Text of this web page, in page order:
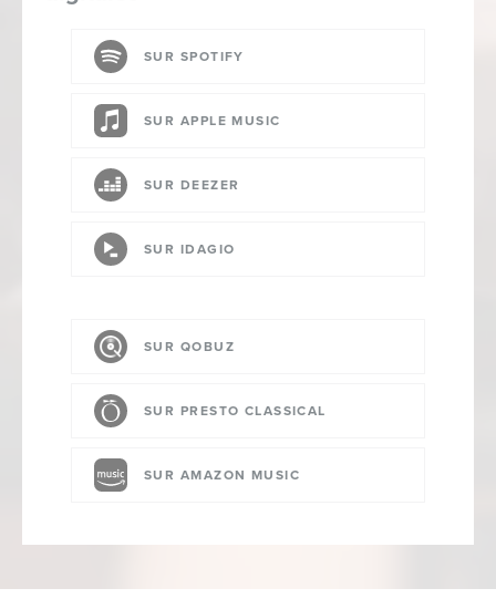
SUR SPOTIFY
SUR APPLE MUSIC
SUR DEEZER
SUR IDAGIO
SUR QOBUZ
SUR PRESTO CLASSICAL
SUR AMAZON MUSIC